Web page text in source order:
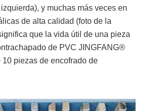
y muchas más veces en
de alta calidad (foto de la
que la vida útil de una pieza
de PVC JINGFANG®
10 piezas de encofrado de